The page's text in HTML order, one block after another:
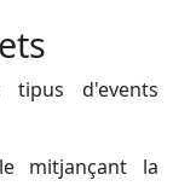
d'events
mitjançant la